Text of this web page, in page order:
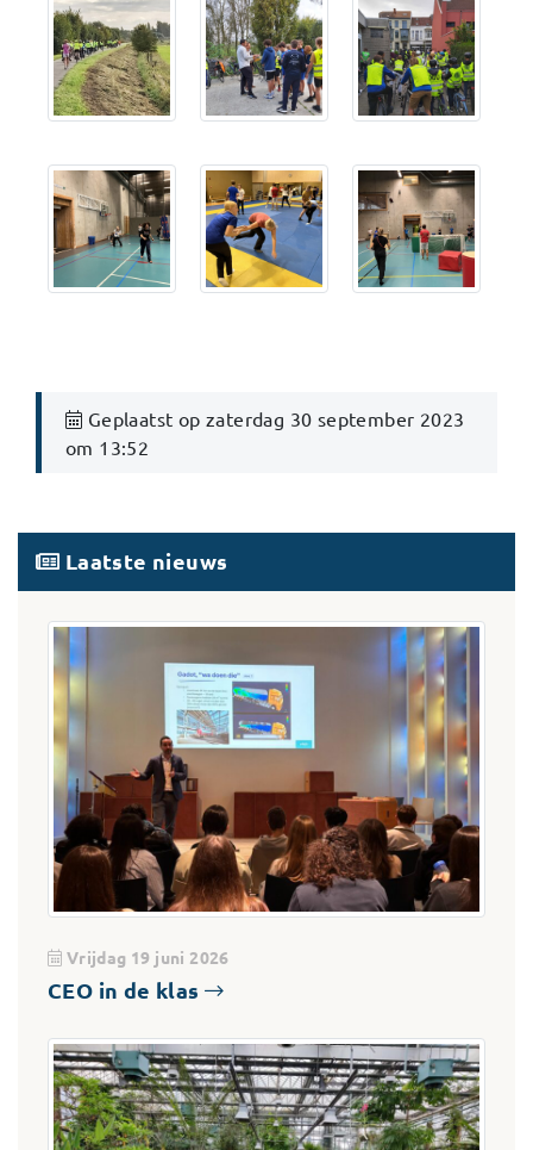
Geplaatst op zaterdag 30 september 2023
om 13:52
Laatste nieuws
Vrijdag 19 juni 2026
CEO in de klas